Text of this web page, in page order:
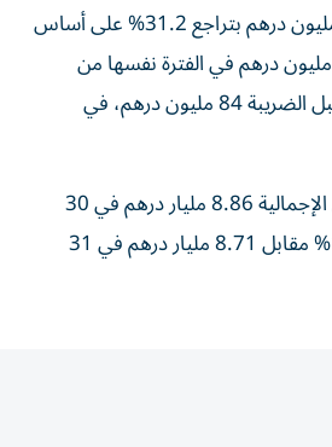
وبلغت الإيرادات 533 مليون درهم بتراجع 31.2% على أساس
سنوي، مقارنة بـ774.8 مليون درهم في الفترة نفسها من
2025، وبلغت الأرباح قبل الضريبة 84 مليون درهم، في
كما بلغت قيمة الأصول الإجمالية 8.86 مليار درهم في 30
يونيو 2026، بنمو 1.71% مقابل 8.71 مليار درهم في 31